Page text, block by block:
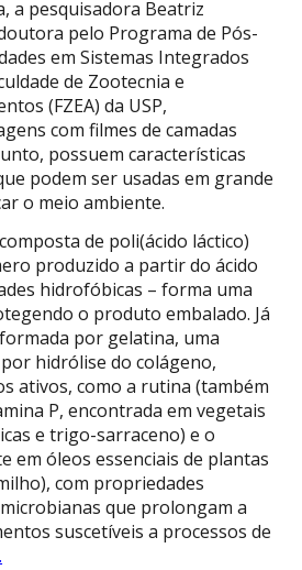
a pesquisadora Beatriz
pelo Programa de Pós-
em Sistemas Integrados
de Zootecnia e
(FZEA) da USP,
com filmes de camadas
possuem características
podem ser usadas em grande
o meio ambiente.
de poli(ácido láctico)
produzido a partir do ácido
hidrofóbicas – forma uma
o produto embalado. Já
por gelatina, uma
hidrólise do colágeno,
ativos, como a rutina (também
P, encontrada em vegetais
e trigo-sarraceno) e o
em óleos essenciais de plantas
com propriedades
que prolongam a
suscetíveis a processos de